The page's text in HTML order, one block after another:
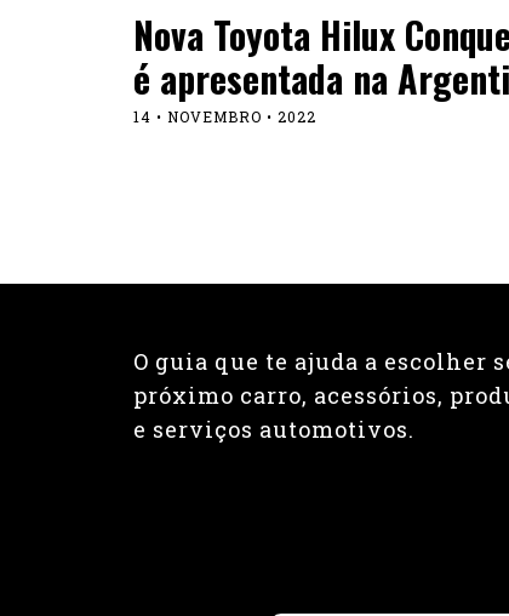
Nova Toyota Hilux
é apresentada na
14 • NOVEMBRO • 2022
O guia que te ajuda a escolher
próximo carro, acessórios,
e serviços automotivos.